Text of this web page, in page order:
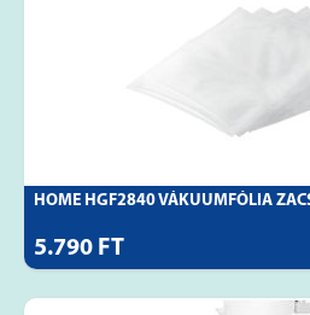
HOME HGF2840 VÁKUUMFÓLIA
5.790 FT